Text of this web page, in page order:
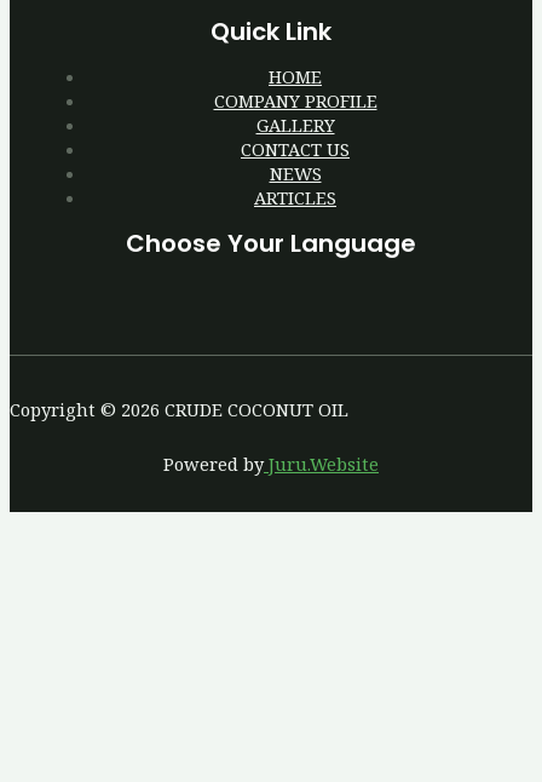
Quick Link
HOME
COMPANY PROFILE
GALLERY
CONTACT US
NEWS
ARTICLES
Choose Your Language
Copyright © 2026 CRUDE COCONUT OIL
Powered byJuru.Website